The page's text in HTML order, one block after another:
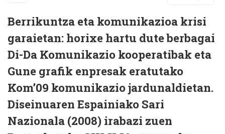
Berrikuntza eta komunikazioa krisi
garaietan: horixe hartu dute berbagai
Di-Da Komunikazio kooperatibak eta
Gune grafik enpresak eratutako
Kom’09 komunikazio jardunaldietan.
Diseinuaren Espainiako Sari
Nazionala (2008) irabazi zuen